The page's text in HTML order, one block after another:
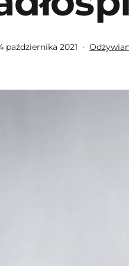
października 2021